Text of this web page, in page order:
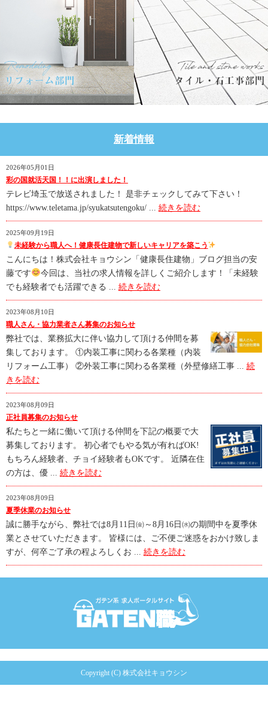
新着情報
2026年05月01日
彩の国就活天国！！に出演しました！
テレビ埼玉で放送されました！ 是非チェックしてみて下さい！
https://www.teletama.jp/syukatsutengoku/ ... 続きを読む
2025年09月19日
未経験から職人へ！健康長住建物で新しいキャリアを築こう
こんにちは！株式会社キョウシン「健康長住建物」ブログ担当の安
藤です
今回は、当社の求人情報を詳しくご紹介します！「未経験
でも経験者でも活躍できる ... 続きを読む
2023年08月10日
職人さん・協力業者さん募集のお知らせ
弊社では、業務拡大に伴い協力して頂ける仲間を募
集しております。 ①内装工事に関わる各業種（内装
リフォーム工事） ②外装工事に関わる各業種（外壁修繕工事 ... 続
きを読む
2023年08月09日
正社員募集のお知らせ
私たちと一緒に働いて頂ける仲間を下記の概要で大
募集しております。 初心者でもやる気が有ればOK!
もちろん経験者、チョイ経験者もOKです。 近隣在住
の方は、優 ... 続きを読む
2023年08月09日
夏季休業のお知らせ
誠に勝手ながら、弊社では8月11日㈮～8月16日㈬の期間中を夏季休
業とさせていただきます。 皆様には、ご不便ご迷惑をおかけ致しま
すが、何卒ご了承の程よろしくお ... 続きを読む
Copyright (C) 株式会社キョウシン